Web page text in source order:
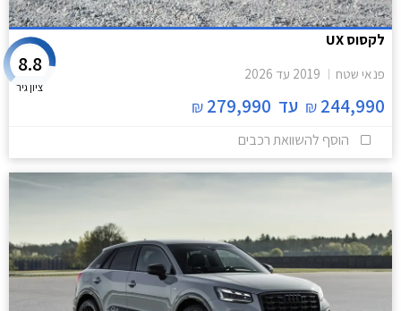
לקסוס UX
פנאי שטח 2019 עד 2026
244,990
₪ עד 279,990
₪
8.8
ציון גיר
הוסף להשוואת רכבים